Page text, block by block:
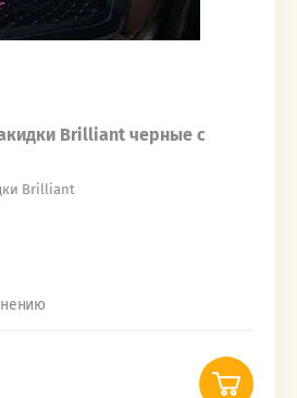
Brilliant черные с
Brilliant